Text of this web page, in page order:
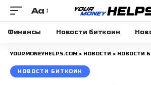
Размера
шрифта
Aa
Финансы Новости биткоин
YOURMONEYHELPS.COM > НОВОСТИ > НОВОСТИ
НОВОСТИ БИТКОИН